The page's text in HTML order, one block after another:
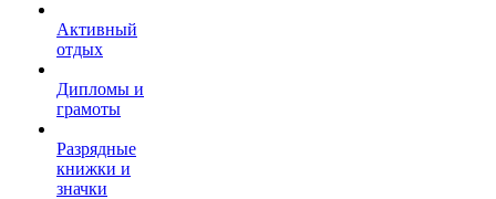
Активный
отдых
Дипломы и
грамоты
Разрядные
книжки и
значки